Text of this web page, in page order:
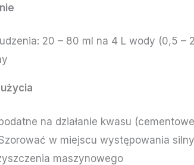
20 – 80 ml na 4 L wody (0,5
na działanie kwasu
w miejscu występowania
maszynowego